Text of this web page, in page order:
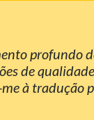
profundo
de
à tradução